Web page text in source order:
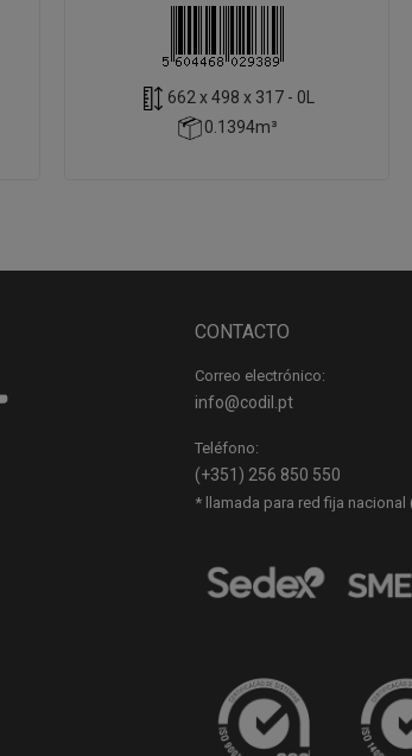
662 x 498 x 317 - 0L
0.1394m³
CONTACTO
Correo electrónico:
info@codil.pt
Teléfono:
(+351) 256 850 550
* llamada para red fija nacional